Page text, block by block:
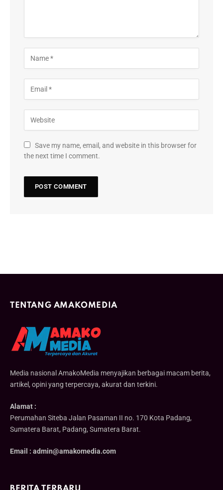
Save my name, email, and website in this browser for
the next time I comment.
TENTANG AMAKOMEDIA
Media nasional AmakoMedia menyajikan berbagai macam berita,
artikel, opini yang terpercaya, akurat dan terkini.
Alamat :
Perumahan Siteba Jalan Pasaman II no. 170 Kota Padang,
Sumatera Barat, Padang, Sumatera Barat.
Email : admin@amakomedia.com